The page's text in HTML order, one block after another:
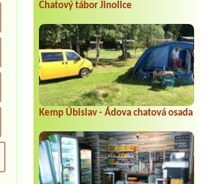
Chatový tábor Jinolice
Kemp Úbislav - Ádova chatová osada